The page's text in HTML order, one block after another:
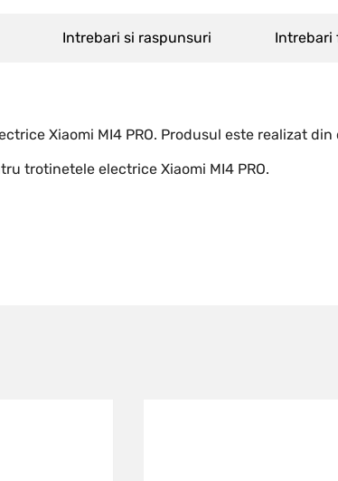
Intrebari si raspunsuri Intrebari
Xiaomi MI4 PRO. Produsul este realizat
trotinetele electrice Xiaomi MI4 PRO.